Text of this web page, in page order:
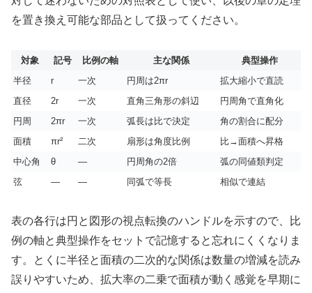
を置き換え可能な部品として扱ってください。
対象 記号 比例の軸 主な関係
典型操作
半径
r 一次 円周は2πr
拡大縮小で直読
直径
2r 一次 直角三角形の斜辺
円周角で直角化
円周
2πr 一次 弧長は比で決定
角の割合に配分
面積
πr² 二次 扇形は角度比例
比→面積へ昇格
中心角
θ — 円周角の2倍
弧の同値類判定
弦
— — 同弧で等長 相似で連結
表の各行は円と図形の視点転換のハンドルを示すので、比
例の軸と典型操作をセットで記憶すると忘れにくくなりま
す。とくに半径と面積の二次的な関係は数量の増減を読み
誤りやすいため、拡大率の二乗で面積が動く感覚を早期に